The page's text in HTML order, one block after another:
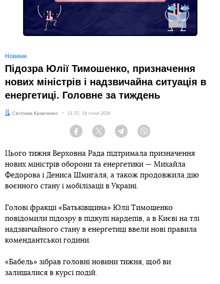
Новини
Підозра Юлії Тимошенко, призначення
нових міністрів і надзвичайна ситуація в
енергетиці. Головне за тиждень
Автор:
Світлана Кравченко Дата:
21:37, 18 січня 2026
Facebook Twitter Telegram
Цього тижня Верховна Рада підтримала призначення
нових міністрів оборони та енергетики — Михайла
Федорова і Дениса Шмигаля, а також продовжила дію
воєнного стану і мобілізації в Україні.
Голові фракції «Батьківщина» Юлії Тимошенко
повідомили підозру в підкупі нардепів, а в Києві на тлі
надзвичайного стану в енергетиці ввели нові правила
комендантської години.
«Бабель» зібрав головні новини тижня, щоб ви
залишалися в курсі подій.